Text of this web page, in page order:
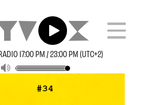
17:00 PM / 23:00 PM (UTC+2)